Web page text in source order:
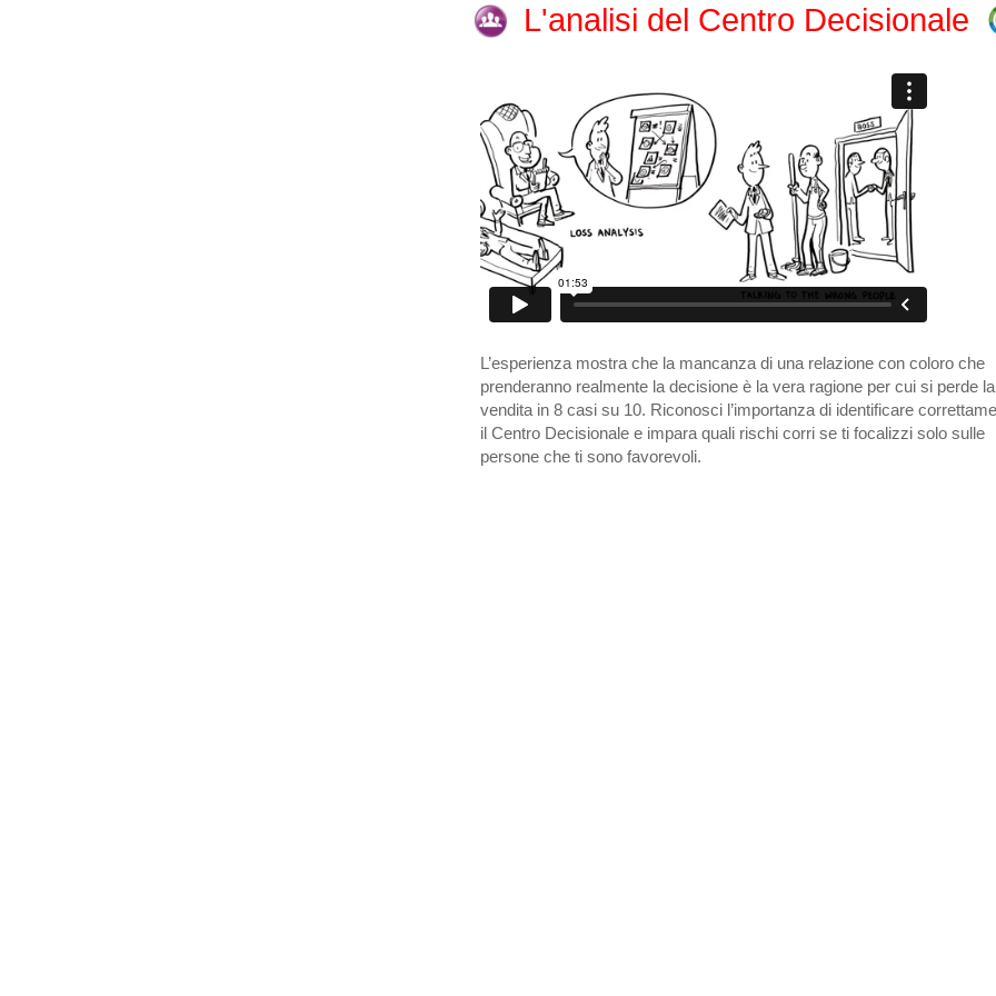
L'analisi del Centro Decisionale
L’esperienza mostra che la mancanza di una relazione con coloro che
prenderanno realmente la decisione è la vera ragione per cui si perde la
vendita in 8 casi su 10. Riconosci l’importanza di identificare
il Centro Decisionale e impara quali rischi corri se ti focalizzi solo sulle
persone che ti sono favorevoli.